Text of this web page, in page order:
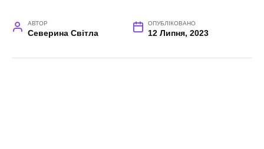
АВТОР
Северина Світла
ОПУБЛІКОВАНО
12 Липня, 2023